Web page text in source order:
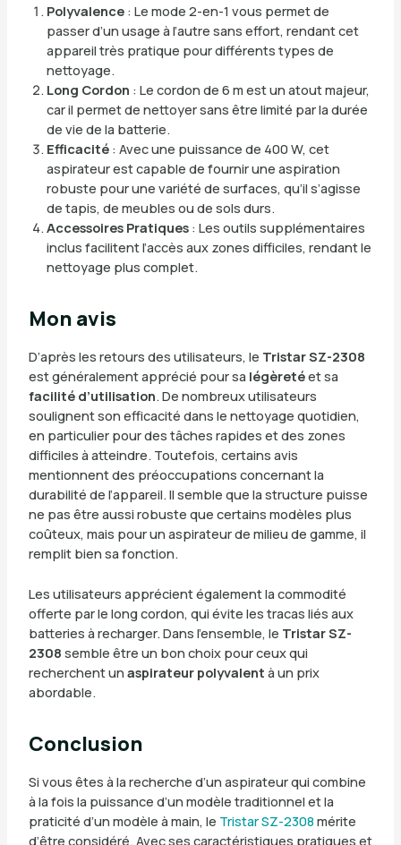
Polyvalence: Le mode 2-en-1 vous permet de
passer d’un usage à l’autre sans effort, rendant cet
appareil très pratique pour différents types de
nettoyage.
Long Cordon : Le cordon de 6 m est un atout majeur,
car il permet de nettoyer sans être limité par la durée
de vie de la batterie.
Efficacité: Avec une puissance de 400 W, cet
aspirateur est capable de fournir une aspiration
robuste pour une variété de surfaces, qu’il s’agisse
de tapis, de meubles ou de sols durs.
Accessoires Pratiques: Les outils supplémentaires
inclus facilitent l’accès aux zones difficiles, rendant le
nettoyage plus complet.
Mon avis
D’après les retours des utilisateurs, le Tristar SZ-2308
est généralement apprécié pour sa légèretéet sa
facilité d’utilisation. De nombreux utilisateurs
soulignent son efficacité dans le nettoyage quotidien,
en particulier pour des tâches rapides et des zones
difficiles à atteindre. Toutefois, certains avis
mentionnent des préoccupations concernant la
durabilité de l’appareil. Il semble que la structure puisse
ne pas être aussi robuste que certains modèles plus
coûteux, mais pour un aspirateur de milieu de gamme, il
remplit bien sa fonction.
Les utilisateurs apprécient également la commodité
offerte par le long cordon, qui évite les tracas liés aux
batteries à recharger. Dans l’ensemble, le Tristar SZ-
2308 semble être un bon choix pour ceux qui
recherchent un aspirateur polyvalent à un prix
abordable.
Conclusion
Si vous êtes à la recherche d’un aspirateur qui combine
à la fois la puissance d’un modèle traditionnel et la
praticité d’un modèle à main, le Tristar SZ-2308 mérite
d’être considéré. Avec ses caractéristiques pratiques et